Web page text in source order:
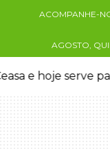
ACOMPANHE-
AGOSTO,
e hoje serve